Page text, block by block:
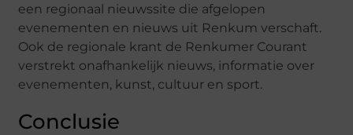
een regionaal nieuwssite die afgelopen
evenementen en nieuws uit Renkum verschaft.
Ook de regionale krant de Renkumer Courant
verstrekt onafhankelijk nieuws, informatie over
evenementen, kunst, cultuur en sport.
Conclusie